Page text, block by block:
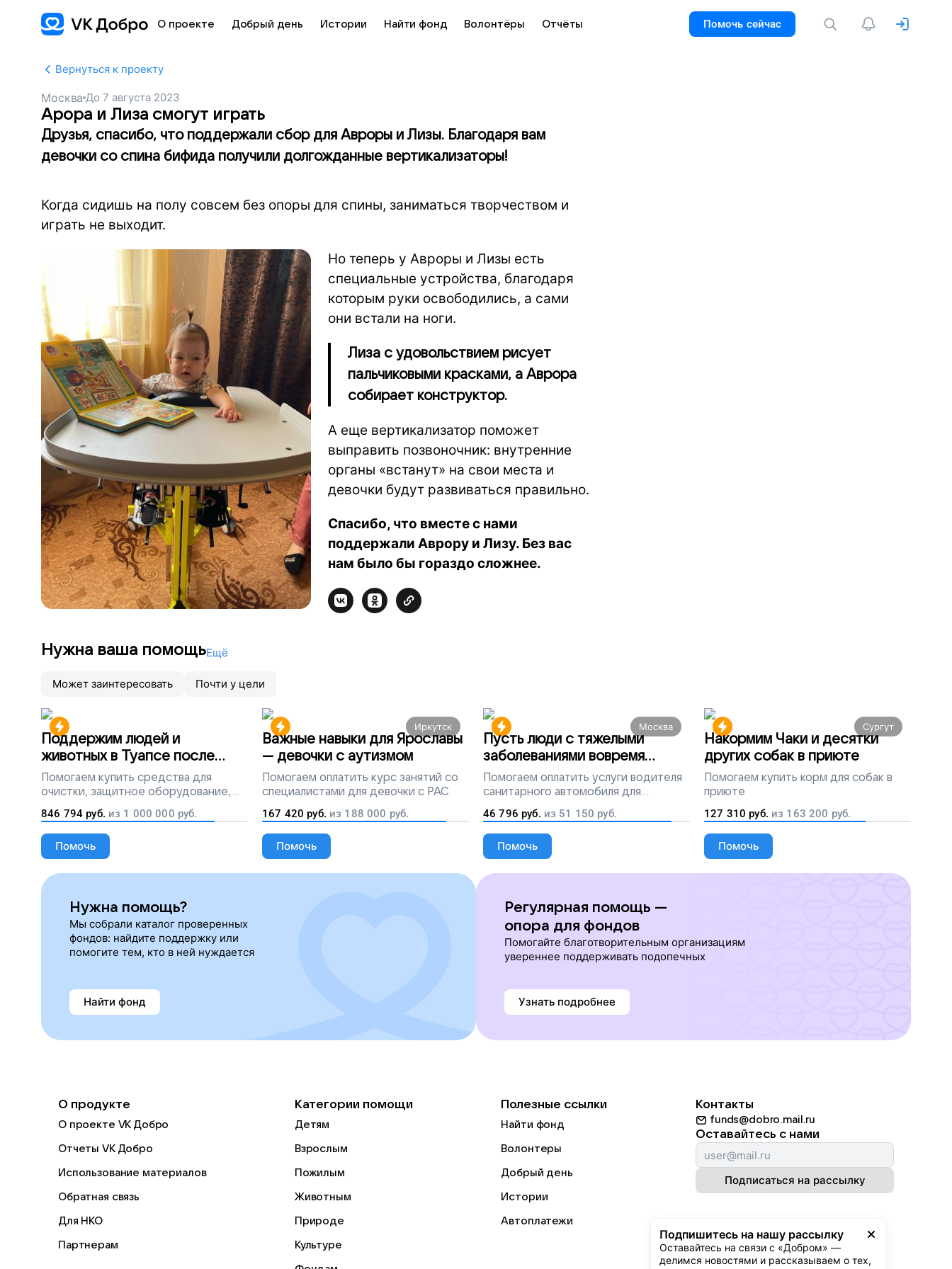
О проекте Добрый день Истории Найти фонд Волонтёры Отчёты Помочь сейчас
Вернуться к проекту
Москва До7 августа 2023
Арора и Лиза смогут играть
Друзья, спасибо, что поддержали сбор для Авроры и Лизы. Благодаря вам
девочки со спина бифида получили долгожданные вертикализаторы!
Когда сидишь на полу совсем без опоры для спины, заниматься творчеством и
играть не выходит.
Но теперь у Авроры и Лизы есть
специальные устройства, благодаря
которым руки освободились, а сами
они встали на ноги.
Лиза с удовольствием рисует
пальчиковыми красками, а Аврора
собирает конструктор.
А еще вертикализатор поможет
выправить позвоночник: внутренние
органы «встанут» на свои места и
девочки будут развиваться правильно.
Спасибо, что вместе с нами
поддержали Аврору и Лизу. Без вас
нам было бы гораздо сложнее.
Нужна ваша помощьЕщё
Может заинтересовать Почти у цели
Поддержим людей и
животных в Туапсе после
разлива мазута
Помогаем купить средства для
очистки, защитное оборудование,
лекарства, корм и предметы первой
необходимости
846 794 руб. из 1 000 000 руб.
Помочь
Иркутск
Важные навыки для Ярославы
— девочки с аутизмом
Помогаем оплатить курс занятий со
специалистами для девочки с РАС
167 420 руб. из 188 000 руб.
Помочь
Москва
Пусть люди с тяжелыми
заболеваниями вовремя
попадут на лечение
Помогаем оплатить услуги водителя
санитарного автомобиля для
перевозки тяжелобольных людей
46 796 руб. из 51 150 руб.
Помочь
Сургут
Накормим Чаки и десятки
других собак в приюте
Помогаем купить корм для собак в
приюте
127 310 руб. из 163 200 руб.
Помочь
Нужна помощь?
Мы собрали каталог проверенных
фондов: найдите поддержку или
помогите тем, кто в ней нуждается
Найти фонд
Регулярная помощь —
опора для фондов
Помогайте благотворительным организациям
увереннее поддерживать подопечных
Узнать подробнее
Подпишитесь на нашу рассылку
Оставайтесь на связи с «Добром» —
делимся новостями и рассказываем о тех,
О продукте
О проекте VK Добро
Отчеты VK Добро
Использование материалов
Обратная связь
Для НКО
Партнерам
Категории помощи
Детям
Взрослым
Пожилым
Животным
Природе
Культуре
Полезные ссылки
Найти фонд
Волонтеры
Добрый день
Истории
Автоплатежи
Контакты
funds@dobro.mail.ru
Оставайтесь с нами
Подписаться на рассылку